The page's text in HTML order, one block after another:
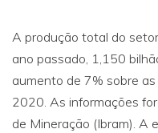
A produção total do
ano passado, 1,150
aumento de 7% sobre
2020. As informações
de Mineração (Ibram). A